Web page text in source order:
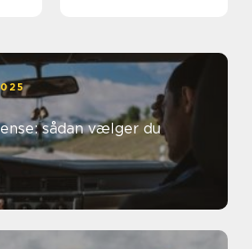
sådan vælger du